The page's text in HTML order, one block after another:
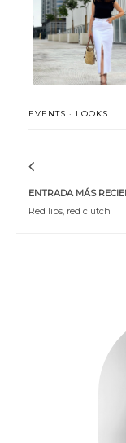
Tendencia
EVENTS · LOOKS
ENTRADA MÁS
Red lips, red clutch